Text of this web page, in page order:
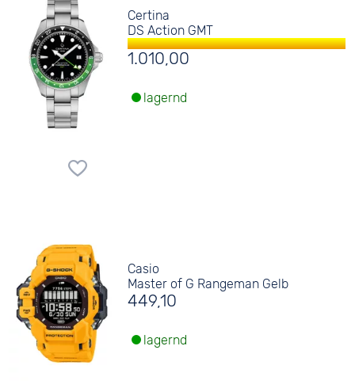
Certina
DS Action GMT
1.010,00
lagernd
Casio
Master of G Rangeman Gelb
449,10
lagernd